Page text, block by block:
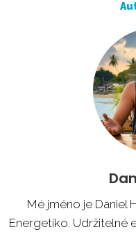
Mé jméno je Daniel
Energetiko. Udržitelné